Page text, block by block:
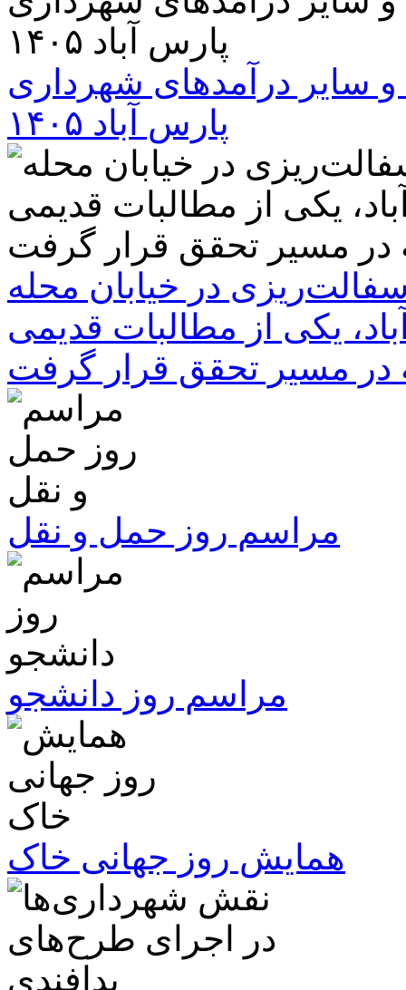
سایر درآمدهای شهرداری
پارس آباد ۱۴۰۵
در خیابان محله
یکی از مطالبات قدیمی
در مسیر تحقق قرار گرفت
مراسم روز حمل و نقل
مراسم روز دانشجو
همایش روز جهانی خاک